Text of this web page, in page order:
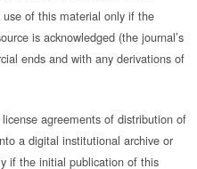
of this material only if the
is acknowledged (the journal’s
ends and with any derivations of
agreements of distribution of
a digital institutional archive or
if the initial publication of this